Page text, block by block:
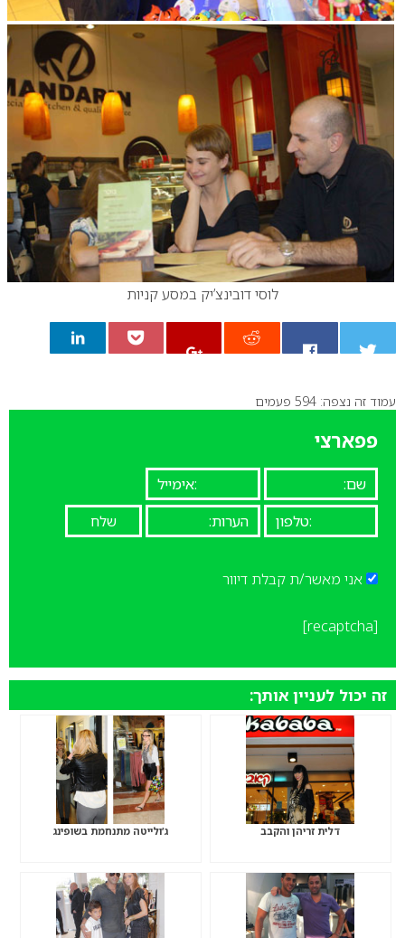
לוסי דובינצ’יק במסע קניות
0
עמוד זה נצפה: 594 פעמים
פפארצי
אני מאשר/ת קבלת דיוור
[recaptcha]
זה יכול לעניין אותך:
דלית זריהן והקבב ג’ולייטה מתנחמת בשופינג